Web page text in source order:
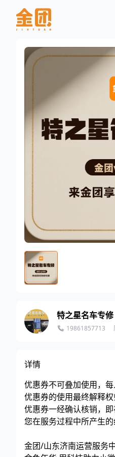
特之星名车专修
19861857713
详情
优惠券不可叠加使用，每
优惠券的使用最终解释
优惠券一经确认核销，
您在服务过程中所产生
金团/山东济南运营服务